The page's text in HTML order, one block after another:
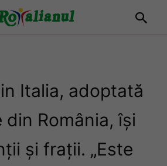
Italia, adoptată
România, își
și frații. „Este